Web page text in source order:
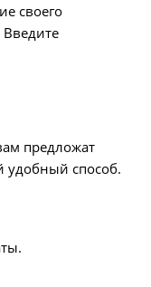
своего
Введите
предложат
удобный способ.